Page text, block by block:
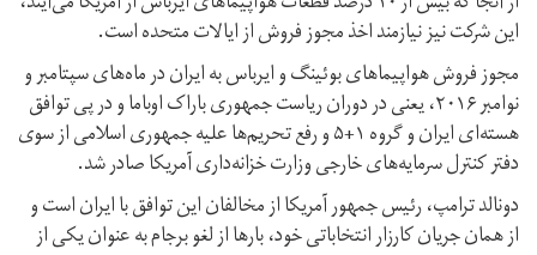
این شرکت نیز نیازمند اخذ مجوز فروش از ایالات متحده است.
مجوز فروش هواپیماهای بوئینگ و ایرباس به ایران در ماه‌های سپتامبر و
نوامبر ۲۰۱۶، یعنی در دوران ریاست جمهوری باراک اوباما و در پی توافق
هسته‌ای ایران و گروه ۱+۵ و رفع تحریم‌ها علیه جمهوری اسلامی از سوی
دفتر کنترل سرمایه‌های خارجی وزارت خزانه‌داری آمریکا صادر شد.
دونالد ترامپ، رئیس جمهور آمریکا از مخالفان این توافق با ایران است و
از همان جریان کارزار انتخاباتی خود، بارها از لغو برجام به عنوان یکی از